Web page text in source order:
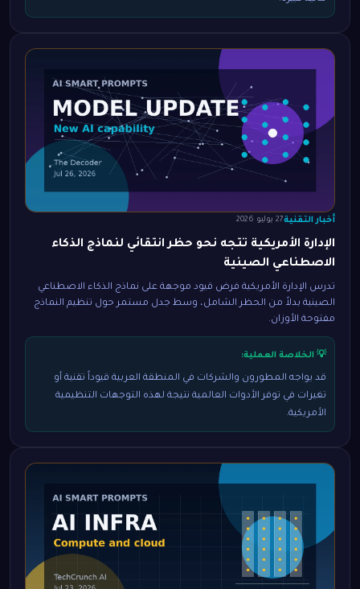
أخبار التقنية27 يوليو 2026
الإدارة الأمريكية تتجه نحو حظر انتقائي لنماذج الذكاء
الاصطناعي الصينية
تدرس الإدارة الأمريكية فرض قيود موجهة على نماذج الذكاء الاصطناعي
الصينية بدلاً من الحظر الشامل، وسط جدل مستمر حول تنظيم النماذج
مفتوحة الأوزان.
💡 الخلاصة العملية:
قد يواجه المطورون والشركات في المنطقة العربية قيوداً تقنية أو
تغيرات في توفر الأدوات العالمية نتيجة لهذه التوجهات التنظيمية
الأمريكية.